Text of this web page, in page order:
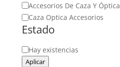
Accesorios De Caza Y Óptica
Caza Optica Accesorios
Estado
Estado
Hay existencias
Aplicar